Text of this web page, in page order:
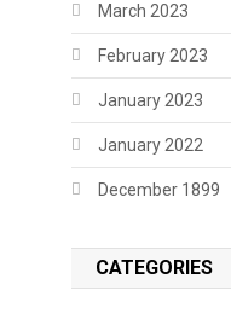
March 2023
February 2023
January 2023
January 2022
December 1899
CATEGORIES